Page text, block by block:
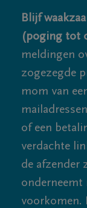
Blijf
(poging tot
meldingen
zogezegde
mom van
of een
verdachte
de afzender
onderneemt
voorkomen.